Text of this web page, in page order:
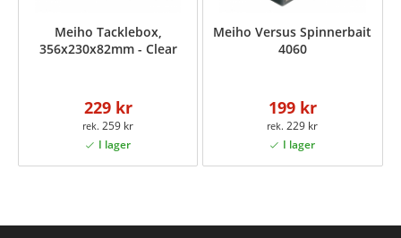
Meiho Tacklebox,
356x230x82mm - Clear
229 kr
259 kr
Meiho Versus Spinnerbait
4060
199 kr
229 kr